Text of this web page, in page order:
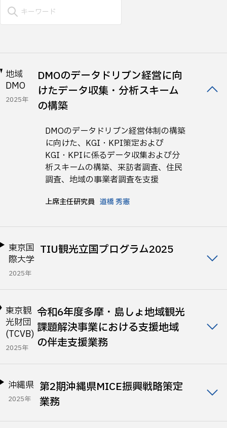
地域
DMO
2025年
DMOのデータドリブン経営に向
けたデータ収集・分析スキーム
の構築
DMOのデータドリブン経営体制の構築
に向けた、KGI・KPI策定および
KGI・KPIに係るデータ収集および分
析スキームの構築、来訪者調査、住民
調査、地域の事業者調査を支援
上席主任研究員 道橋 秀憲
東京国
際大学
2025年
TIU観光立国プログラム2025
東京観
光財団
(TCVB)
2025年
令和6年度多摩・島しょ地域観光
課題解決事業における支援地域
の伴走支援業務
沖縄県
2025年
第2期沖縄県MICE振興戦略策定
業務